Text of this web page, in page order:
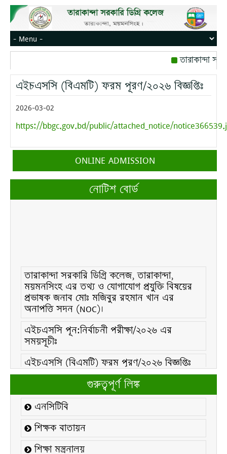
তারাকান্দা
রোজ বৃহস্পতিবার।
মোবাইল নম্বর:
এইচএসসি (বিএমটি) ফরম পূরণ/২০২৬ বিজ্ঞপ্তিঃ
2026-03-02
https://bbgc.gov.bd/public/attached_notice/
ONLINE ADMISSION
নোটিশ বোর্ড
তারাকান্দা সরকারি ডিগ্রি কলেজ, তারাকান্দা,
ময়মনসিংহ এর তথ্য ও যোগাযোগ প্রযুক্তি বিষয়ের
প্রভাষক জনাব মোঃ মজিবুর রহমান খান এর
অনাপত্তি সদন (NOC)।
এইচএসসি পূন:নির্বাচনী পরীক্ষা/২০২৬ এর
সময়সূচীঃ
এইচএসসি (বিএমটি) ফরম পূরণ/২০২৬ বিজ্ঞপ্তিঃ
এইচএসসি ফরম/২০২৬ পূরণ বিজ্ঞপ্তিঃ
২১ ফেব্রুয়ারি/২০২৬ ইং তারিখে “শহিদ দিবস ও
আন্তর্জাতিক মাতৃভাষা দিবস-২০২৬ উদযাপন
উপলক্ষ্যে নোটিশঃ
কলেজ বন্ধ সংক্রান্ত নোটিশঃ
গুরুত্বপূর্ণ লিঙ্ক
এনসিটিবি
শিক্ষক বাতায়ন
শিক্ষা মন্ত্রনালয়